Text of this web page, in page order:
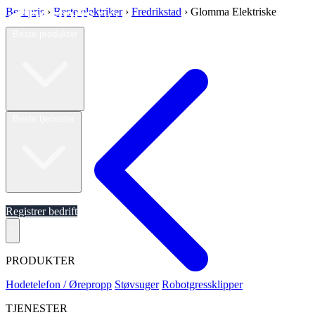
Registrer bedrift
PRODUKTER
Hodetelefon / Ørepropp Støvsuger Robotgressklipper
TJENESTER
Best pris › Beste elektriker › Fredrikstad › Glomma Elektriske